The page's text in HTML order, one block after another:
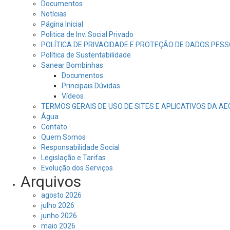
Documentos
Notícias
Página Inicial
Politica de Inv. Social Privado
POLÍTICA DE PRIVACIDADE E PROTEÇÃO DE DADOS
Política de Sustentabilidade
Sanear Bombinhas
Documentos
Principais Dúvidas
Vídeos
TERMOS GERAIS DE USO DE SITES E APLICATIVOS DA
Água
Contato
Quem Somos
Responsabilidade Social
Legislação e Tarifas
Evolução dos Serviços
Arquivos
agosto 2026
julho 2026
junho 2026
maio 2026